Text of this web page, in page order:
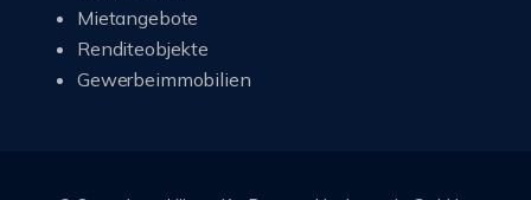
Mietangebote
Renditeobjekte
Gewerbeimmobilien